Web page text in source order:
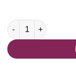
Großer eleganter